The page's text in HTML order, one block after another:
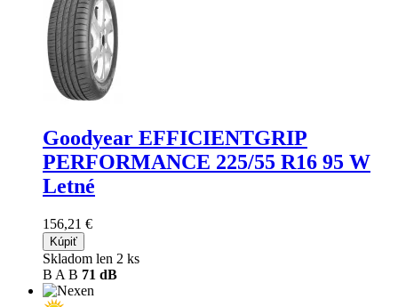
Goodyear EFFICIENTGRIP
PERFORMANCE 225/55 R16 95 W
Letné
156,21 €
Kúpiť
Skladom len 2 ks
B A B 71 dB